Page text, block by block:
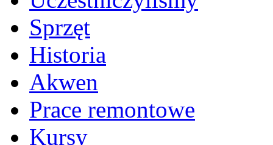
Sprzęt
Historia
Akwen
Prace remontowe
Kursy